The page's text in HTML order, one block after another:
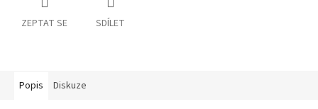
ZEPTAT SE SDÍLET
Popis Diskuze